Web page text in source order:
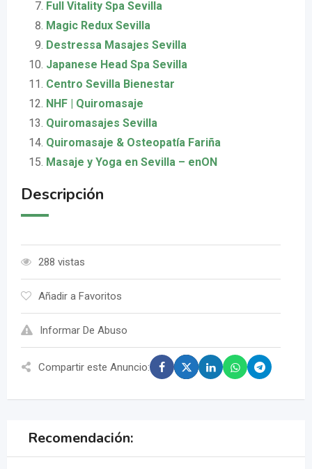
Full Vitality Spa Sevilla
Magic Redux Sevilla
Destressa Masajes Sevilla
Japanese Head Spa Sevilla
Centro Sevilla Bienestar
NHF | Quiromasaje
Quiromasajes Sevilla
Quiromasaje & Osteopatía Fariña
Masaje y Yoga en Sevilla – enON
Descripción
288 vistas
Añadir a Favoritos
Informar De Abuso
Compartir este Anuncio:
Recomendación: